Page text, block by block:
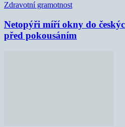
Zdravotní gramotnost
Netopýři míří okny do
před pokousáním